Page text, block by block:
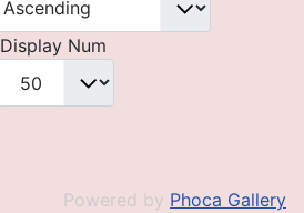
Display Num
Powered by Phoca Gallery